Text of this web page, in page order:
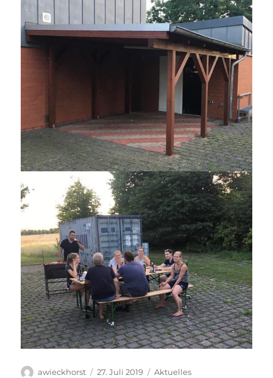
Autor
awieckhorst
Veröffentlicht
27. Juli 2019 Kategorien
Aktuelles